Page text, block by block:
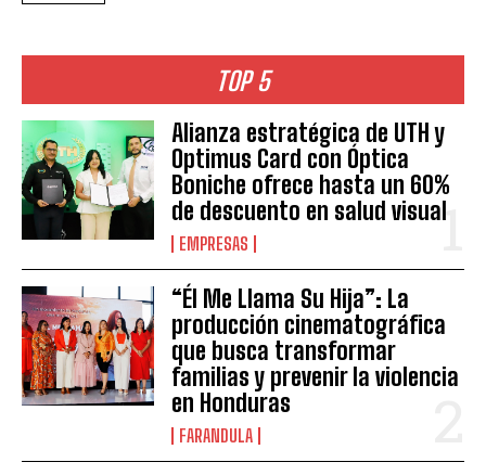
TOP 5
Alianza estratégica de UTH y
Optimus Card con Óptica
Boniche ofrece hasta un 60%
de descuento en salud visual
EMPRESAS
“Él Me Llama Su Hija”: La
producción cinematográfica
que busca transformar
familias y prevenir la violencia
en Honduras
FARANDULA